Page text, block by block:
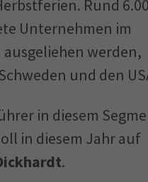
Rund
Unternehmen im
werden,
und den
in diesem
in diesem Jahr auf
.